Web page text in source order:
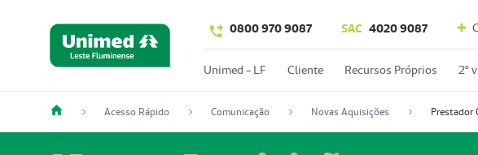
0800 970 9087 SAC 4020 9087
Unimed - LF Cliente Recursos Próprios 2º
Acesso Rápido Comunicação Novas Aquisições